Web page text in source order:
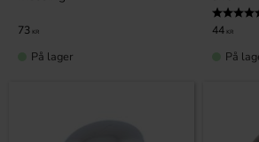
73 KR
På lager
Vurdering:
44 KR
På